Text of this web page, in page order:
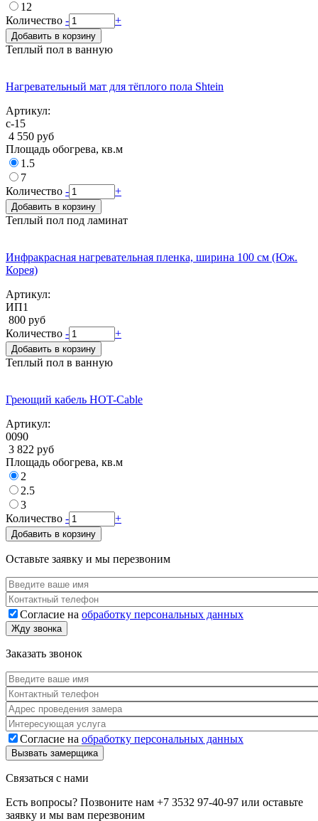
12
Количество - +
Добавить в корзину
Теплый пол в ванную
Нагревательный мат для тёплого пола Shtein
Артикул:
с-15
4 550 руб
Площадь обогрева, кв.м
1.5
7
Количество - +
Добавить в корзину
Теплый пол под ламинат
Инфракрасная нагревательная пленка, ширина 100 см (Юж.
Корея)
Артикул:
ИП1
800 руб
Количество - +
Добавить в корзину
Теплый пол в ванную
Греющий кабель HOT-Cable
Артикул:
0090
3 822 руб
Площадь обогрева, кв.м
2
2.5
3
Количество - +
Добавить в корзину
Оставьте заявку и мы перезвоним
Ваше имя*
Телефон*
Согласие на обработку персональных данных
Согласие*
Жду звонка
Заказать звонок
Ваше имя*
Телефон*
Адрес*
Услуга
Согласие на обработку персональных данных
Согласие*
Вызвать замерщика
Связаться с нами
Есть вопросы? Позвоните нам +7 3532 97-40-97 или оставьте
заявку и мы вам перезвоним